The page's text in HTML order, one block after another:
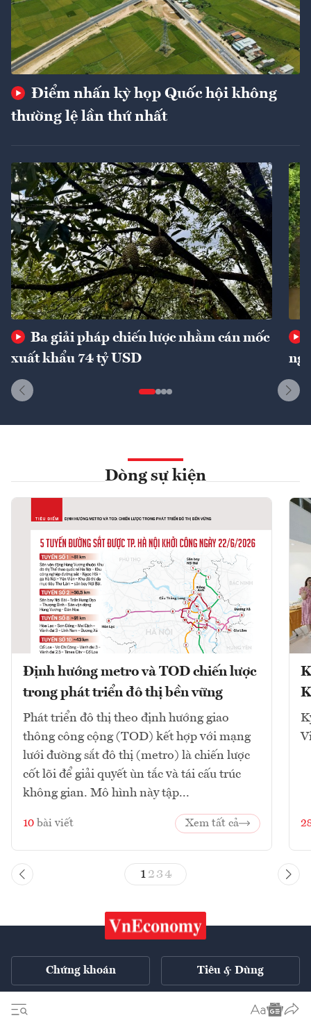
Điểm nhấn kỳ họp Quốc hội không
thường lệ lần thứ nhất
Ba giải pháp chiến lược nhằm cán mốc
xuất khẩu 74 tỷ USD
Dòng sự kiện
Định hướng metro và TOD chiến lược
trong phát triển đô thị bền vững
Phát triển đô thị theo định hướng giao
thông công cộng (TOD) kết hợp với mạng
lưới đường sắt đô thị (metro) là chiến lược
cốt lõi để giải quyết ùn tắc và tái cấu trúc
không gian. Mô hình này tập...
10 bài viết Xem tất cả
1 23 4
Chứng khoán Tiêu & Dùng